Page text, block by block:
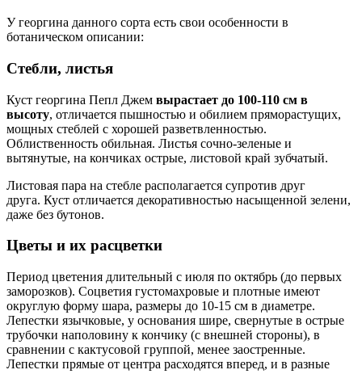
У георгина данного сорта есть свои особенности в
ботаническом описании:
Стебли, листья
Куст георгина Пепл Джем вырастает до 100-110 см в
высоту, отличается пышностью и обилием пряморастущих,
мощных стеблей с хорошей разветвленностью.
Облиственность обильная. Листья сочно-зеленые и
вытянутые, на кончиках острые, листовой край зубчатый.
Листовая пара на стебле располагается супротив друг
друга. Куст отличается декоративностью насыщенной зелени,
даже без бутонов.
Цветы и их расцветки
Период цветения длительный с июля по октябрь (до первых
заморозков). Соцветия густомахровые и плотные имеют
округлую форму шара, размеры до 10-15 см в диаметре.
Лепестки язычковые, у основания шире, свернутые в острые
трубочки наполовину к кончику (с внешней стороны), в
сравнении с кактусовой группой, менее заостренные.
Лепестки прямые от центра расходятся вперед, и в разные